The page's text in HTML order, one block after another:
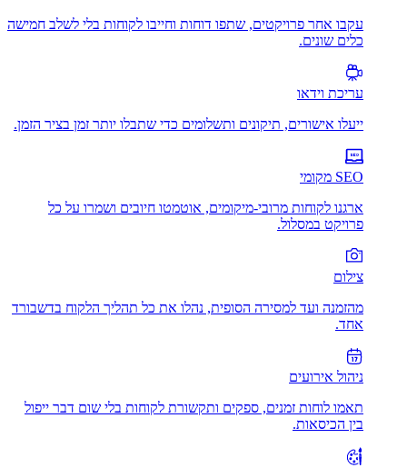
עקבו אחר פרויקטים, שתפו דוחות וחייבו לקוחות בלי לשלב חמישה
כלים שונים.
עריכת וידאו
ייעלו אישורים, תיקונים ותשלומים כדי שתבלו יותר זמן בציר הזמן.
SEO מקומי
ארגנו לקוחות מרובי-מיקומים, אוטמטו חיובים ושמרו על כל
פרויקט במסלול.
צילום
מהזמנה ועד למסירה הסופית, נהלו את כל תהליך הלקוח בדשבורד
אחד.
ניהול אירועים
תאמו לוחות זמנים, ספקים ותקשורת לקוחות בלי שום דבר ייפול
בין הכיסאות.